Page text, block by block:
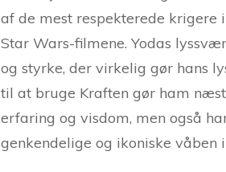
af de mest respekterede krigere
Star Wars-filmene. Yodas
og styrke, der virkelig gør hans
til at bruge Kraften gør ham
erfaring og visdom, men også
genkendelige og ikoniske våben